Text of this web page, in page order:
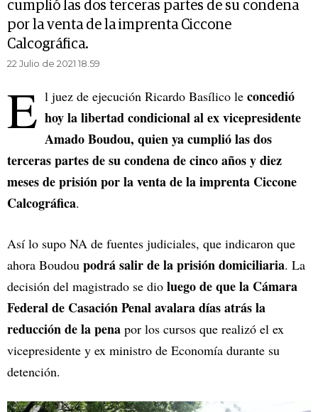
cumplió las dos terceras partes de su condena
por la venta de la imprenta Ciccone
Calcográfica.
22 Julio de 2021 18.59
E l juez de ejecución Ricardo Basílico le concedió
hoy la libertad condicional al ex vicepresidente
Amado Boudou, quien ya cumplió las dos
terceras partes de su condena de cinco años y diez
meses de prisión por la venta de la imprenta Ciccone
Calcográfica.
Así lo supo NA de fuentes judiciales, que indicaron que
ahora Boudou podrá salir de la prisión domiciliaria. La
decisión del magistrado se dio luego de que la Cámara
Federal de Casación Penal avalara días atrás la
reducción de la pena por los cursos que realizó el ex
vicepresidente y ex ministro de Economía durante su
detención.